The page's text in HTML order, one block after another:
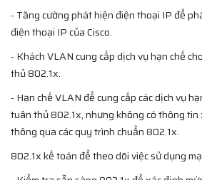
- Tăng cường phát hiện điện thoại IP để
điện thoại IP của Cisco.
- Khách VLAN cung cấp dịch vụ hạn chế
thủ 802.1x.
- Hạn chế VLAN để cung cấp các dịch vụ
tuân thủ 802.1x, nhưng không có thông tin
thông qua các quy trình chuẩn 802.1x.
802.1x kế toán để theo dõi việc sử dụng